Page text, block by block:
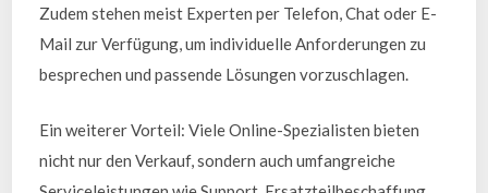
Zudem stehen meist Experten per Telefon, Chat oder E-
Mail zur Verfügung, um individuelle Anforderungen zu
besprechen und passende Lösungen vorzuschlagen.
Ein weiterer Vorteil: Viele Online-Spezialisten bieten
nicht nur den Verkauf, sondern auch umfangreiche